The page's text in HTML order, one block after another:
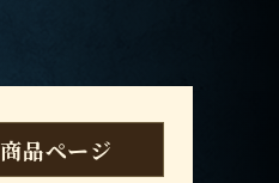
商品ページ